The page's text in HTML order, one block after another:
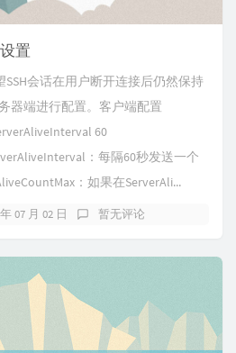
置
SSH会话在用户断开连接后仍然保持
器端进行配置。客户端配置
60
：每隔60秒发送一个
：如果在ServerAli...
07 月 02 日 暂无评论